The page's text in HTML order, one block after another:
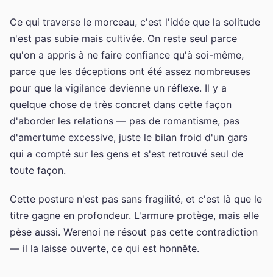
Ce qui traverse le morceau, c'est l'idée que la solitude
n'est pas subie mais cultivée. On reste seul parce
qu'on a appris à ne faire confiance qu'à soi-même,
parce que les déceptions ont été assez nombreuses
pour que la vigilance devienne un réflexe. Il y a
quelque chose de très concret dans cette façon
d'aborder les relations — pas de romantisme, pas
d'amertume excessive, juste le bilan froid d'un gars
qui a compté sur les gens et s'est retrouvé seul de
toute façon.
Cette posture n'est pas sans fragilité, et c'est là que le
titre gagne en profondeur. L'armure protège, mais elle
pèse aussi. Werenoi ne résout pas cette contradiction
— il la laisse ouverte, ce qui est honnête.